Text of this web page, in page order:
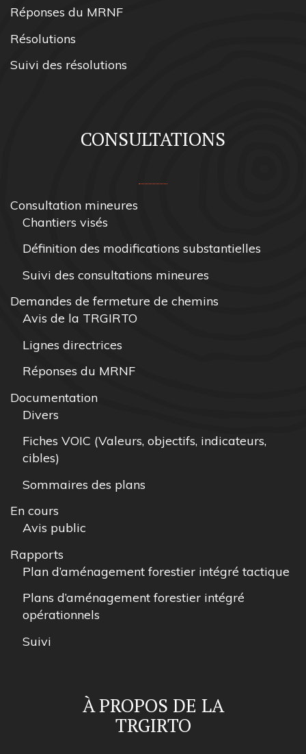
Réponses du MRNF
Résolutions
Suivi des résolutions
CONSULTATIONS
Consultation mineures
Chantiers visés
Définition des modifications substantielles
Suivi des consultations mineures
Demandes de fermeture de chemins
Avis de la TRGIRTO
Lignes directrices
Réponses du MRNF
Documentation
Divers
Fiches VOIC (Valeurs, objectifs, indicateurs,
cibles)
Sommaires des plans
En cours
Avis public
Rapports
Plan d’aménagement forestier intégré tactique
Plans d’aménagement forestier intégré
opérationnels
Suivi
À PROPOS DE LA
TRGIRTO